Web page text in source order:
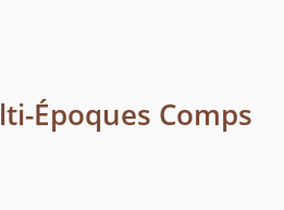
Époques Comps